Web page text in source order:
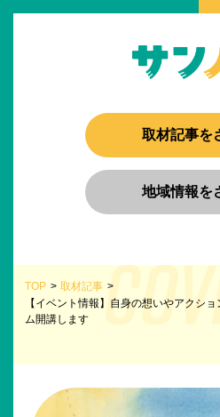
取材記事を
地域情報を
TOP
取材記事
【イベント情報】自身の想いやアクシ
ム開講します